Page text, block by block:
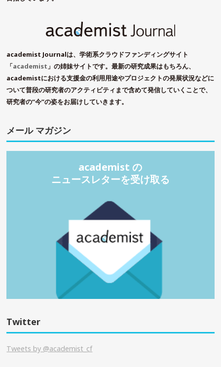
academist Journalは、学術系クラウドファンディングサイト
「academist 」の姉妹サイトです。最新の研究成果はもちろん、
academistにおける支援金の利用用途やプロジェクトの発展状況などに
ついて普段の研究者のアクティビティまで含めて発信していくことで、
研究者の“今”の姿をお届けしていきます。
メール マガジン
academist の
ニュースレターを受け取る
Twitter
Tweets by @academist_cf